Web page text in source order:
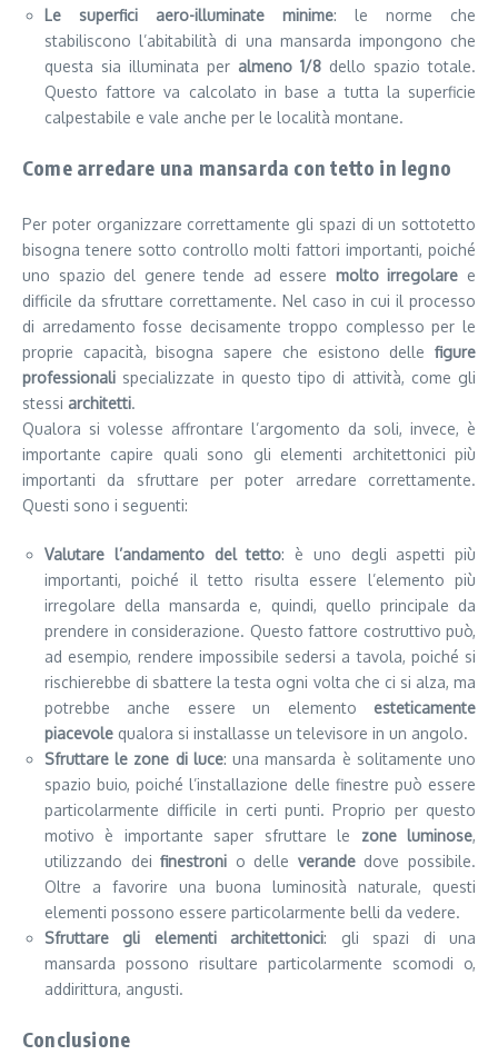
Le superfici aero-illuminate minime: le norme che
stabiliscono l’abitabilità di una mansarda impongono che
questa sia illuminata per almeno 1/8 dello spazio totale.
Questo fattore va calcolato in base a tutta la superficie
calpestabile e vale anche per le località montane.
Come arredare una mansarda con tetto in legno
Per poter organizzare correttamente gli spazi di un sottotetto
bisogna tenere sotto controllo molti fattori importanti, poiché
uno spazio del genere tende ad essere molto irregolare e
difficile da sfruttare correttamente. Nel caso in cui il processo
di arredamento fosse decisamente troppo complesso per le
proprie capacità, bisogna sapere che esistono delle figure
professionali specializzate in questo tipo di attività, come gli
stessi architetti.
Qualora si volesse affrontare l’argomento da soli, invece, è
importante capire quali sono gli elementi architettonici più
importanti da sfruttare per poter arredare correttamente.
Questi sono i seguenti:
Valutare l’andamento del tetto: è uno degli aspetti più
importanti, poiché il tetto risulta essere l’elemento più
irregolare della mansarda e, quindi, quello principale da
prendere in considerazione. Questo fattore costruttivo può,
ad esempio, rendere impossibile sedersi a tavola, poiché si
rischierebbe di sbattere la testa ogni volta che ci si alza, ma
potrebbe anche essere un elemento esteticamente
piacevole qualora si installasse un televisore in un angolo.
Sfruttare le zone di luce: una mansarda è solitamente uno
spazio buio, poiché l’installazione delle finestre può essere
particolarmente difficile in certi punti. Proprio per questo
motivo è importante saper sfruttare le zone luminose,
utilizzando deifinestroni o delle verandedove possibile.
Oltre a favorire una buona luminosità naturale, questi
elementi possono essere particolarmente belli da vedere.
Sfruttare gli elementi architettonici: gli spazi di una
mansarda possono risultare particolarmente scomodi o,
addirittura, angusti.
Conclusione